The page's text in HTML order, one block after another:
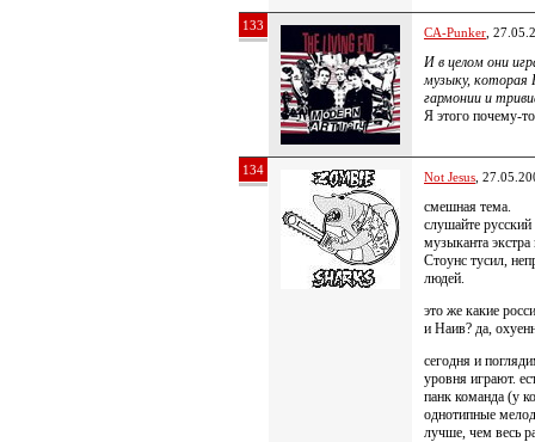
133 CA-Punker ,
И в целом они
музыку,
гармонии и
Я этого почему-
134 Not Jesus ,
смешная тема.
слушайте
музыканта
Стоунс тусил,
людей.
это же какие
и Наив? да,
сегодня и
уровня играют.
панк команда (у
однотипные
лучше, чем весь